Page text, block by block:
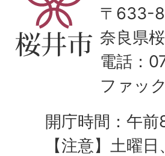
〒633-
奈良県
電話：
ファッ
開庁時間：午
【注意】土曜